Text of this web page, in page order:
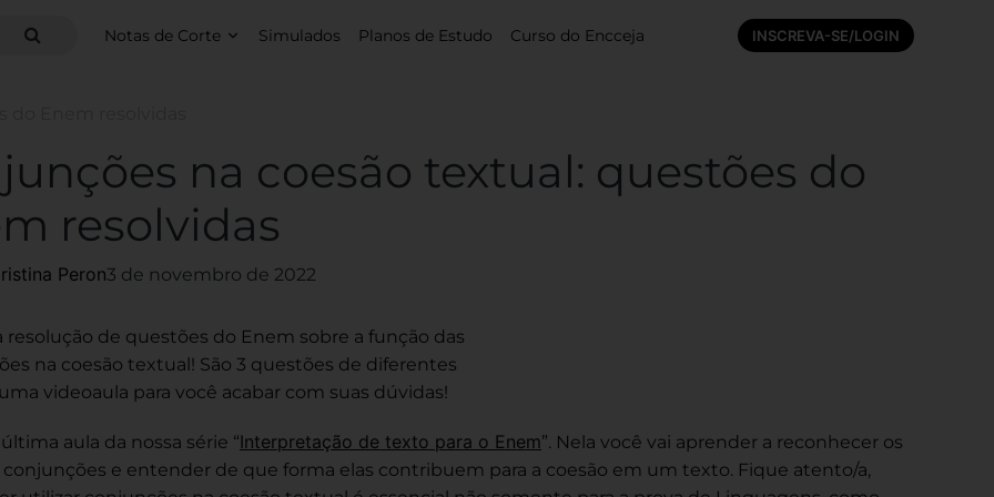
Notas de Corte Simulados Planos de Estudo Curso do Encceja INSCREVA-SE/LOGIN
na coesão textual: questões do
resolvidas
Peron3 de novembro de 2022
resolução de questões do Enem sobre a função das
na coesão textual! São 3 questões de diferentes
videoaula para você acabar com suas dúvidas!
última aula da nossa série “Interpretação de texto para o Enem”. Nela você vai aprender a reconhecer os
e entender de que forma elas contribuem para a coesão em um texto. Fique atento/a,